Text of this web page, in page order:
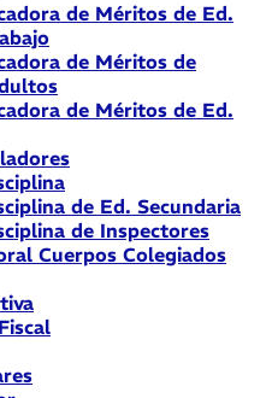
de Méritos de Ed.
de Méritos de
de Méritos de Ed.
de Ed. Secundaria
de Inspectores
Cuerpos Colegiados